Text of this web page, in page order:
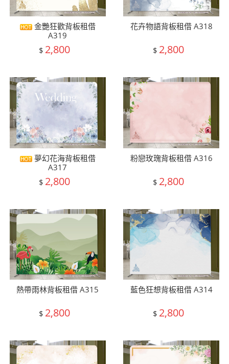
金艷狂歡背板租借
A319
$ 2,800
花卉物語背板租借 A318
$ 2,800
夢幻花海背板租借
A317
$ 2,800
粉戀玫瑰背板租借 A316
$ 2,800
熱帶雨林背板租借 A315
$ 2,800
藍色狂想背板租借 A314
$ 2,800